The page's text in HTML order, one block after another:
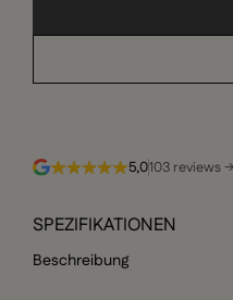
5,0103 reviews →
SPEZIFIKATIONEN
Beschreibung